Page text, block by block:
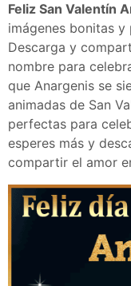
Feliz San Valentín
imágenes bonitas y
Descarga y
nombre para
que Anargenis se
animadas de San
perfectas para
esperes más y
compartir el amor